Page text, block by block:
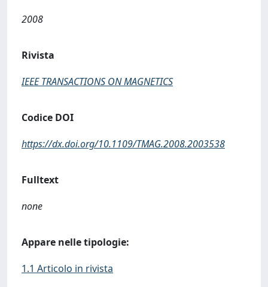
2008
Rivista
IEEE TRANSACTIONS ON MAGNETICS
Codice DOI
https://dx.doi.org/10.1109/TMAG.2008.2003538
Fulltext
none
Appare nelle tipologie:
1.1 Articolo in rivista